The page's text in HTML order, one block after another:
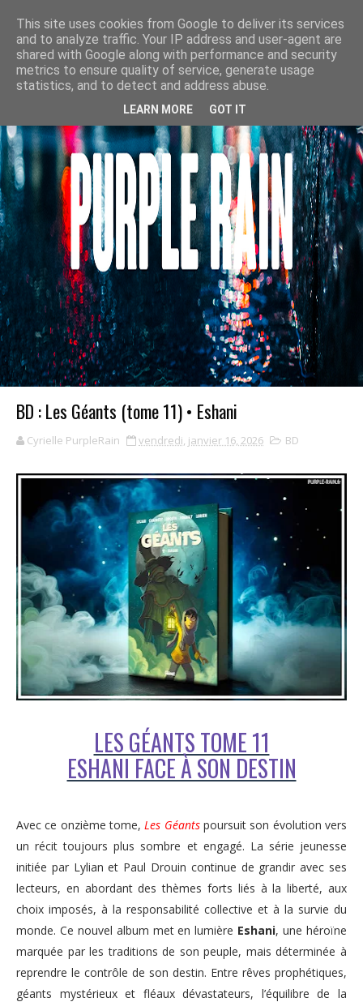
BD : Les Géants (tome 11) • Eshani
Cyrielle PurpleRain vendredi, janvier 16, 2026 BD
LES GÉANTS TOME 11
ESHANI FACE À SON DESTIN
Avec ce onzième tome,Les Géantspoursuit son évolution vers
un récit toujours plus sombre et engagé. La série jeunesse
initiée par Lylian et Paul Drouin continue de grandir avec ses
lecteurs, en abordant des thèmes forts liés à la liberté, aux
choix imposés, à la responsabilité collective et à la survie du
monde. Ce nouvel album met en lumière Eshani, une héroïne
marquée par les traditions de son peuple, mais déterminée à
reprendre le contrôle de son destin. Entre rêves prophétiques,
géants mystérieux et fléaux dévastateurs, l’équilibre de la
This site uses cookies from Google to deliver its services
and to analyze traffic. Your IP address and user-agent are
shared with Google along with performance and security
metrics to ensure quality of service, generate usage
statistics, and to detect and address abuse.
LEARN MORE GOT IT